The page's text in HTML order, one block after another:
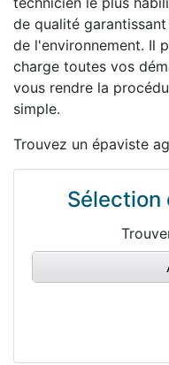
de qualité
de l'environnement. Il
charge toutes vos
vous rendre la
simple.
Trouvez un épaviste
Sélection